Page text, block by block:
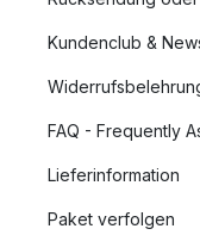
Kundenclub &
FAQ - Frequently
Lieferinformation
Paket verfolgen